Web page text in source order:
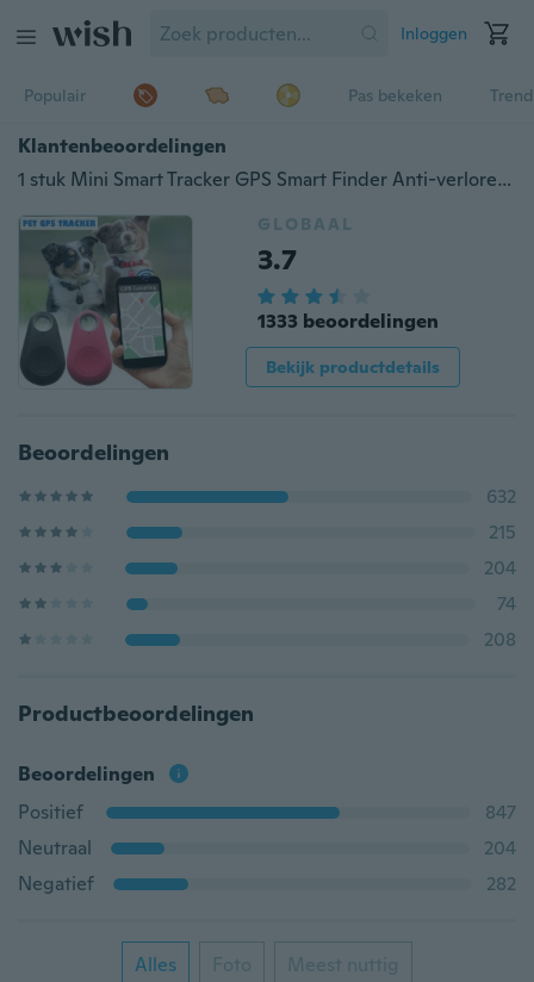
Inloggen
Populair Pas bekeken
Klantenbeoordelingen
1 stuk Mini Smart Tracker GPS Smart Finder Anti-verloren alarm Verloren herinnering Kind Hond Kat Gps Locator
GLOBAAL
3.7
1333 beoordelingen
Bekijk productdetails
Beoordelingen
632
215
204
74
208
Productbeoordelingen
Beoordelingen
Positief
847
Neutraal
204
Negatief
282
Alles Foto Meest nuttig